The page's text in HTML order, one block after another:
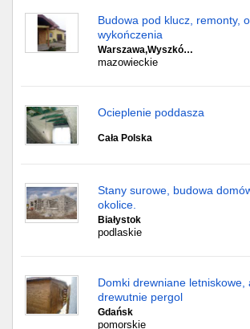
Budowa pod klucz, remonty,
wykończenia
Warszawa,Wyszkó…
mazowieckie
Ocieplenie poddasza
Cała Polska
Stany surowe, budowa
okolice.
Białystok
podlaskie
Domki drewniane letniskowe,
drewutnie pergol
Gdańsk
pomorskie